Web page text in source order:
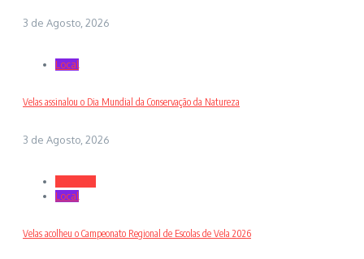
3 de Agosto, 2026
Local
Velas assinalou o Dia Mundial da Conservação da Natureza
3 de Agosto, 2026
Local
Velas acolheu o Campeonato Regional de Escolas de Vela 2026